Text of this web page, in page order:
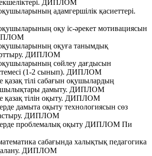
ДИПЛОМ
адамгершілік қасиеттері.
оқу іс-әрекет мотивациясын
оқуға танымдық
ДИПЛОМ
сөйлеу дағдысын
(1-2 сынып). ДИПЛОМ
қазақ тілі сабағын оқушылардың
дамыту. ДИПЛОМ
қазақ тілін оқыту. ДИПЛОМ
дамыта оқыту технологиясын сөз
ДИПЛОМ
проблемалық оқыту ДИПЛОМ Пи
сабағында халықтық педагогика
ДИПЛОМ